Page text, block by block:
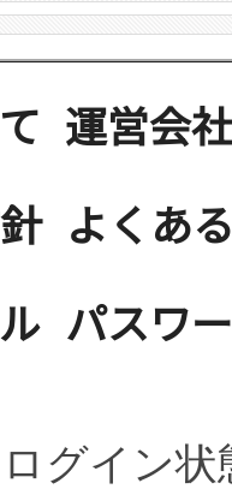
運営会社
よくあ
パスワ
ログイン